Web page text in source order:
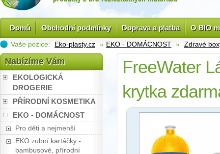
Domů Obchodní podmínky Doprava a platba O BIO
Vaše pozice: Eko-plasty.cz » EKO - DOMÁCNOST » Zdravé
Nabízíme Vám
EKOLOGICKÁ
DROGERIE
PŘÍRODNÍ KOSMETIKA
EKO - DOMÁCNOST
Pro děti a nejmenší
EKO zubní kartáčky -
bambusové, přírodní
FreeWater
krytka